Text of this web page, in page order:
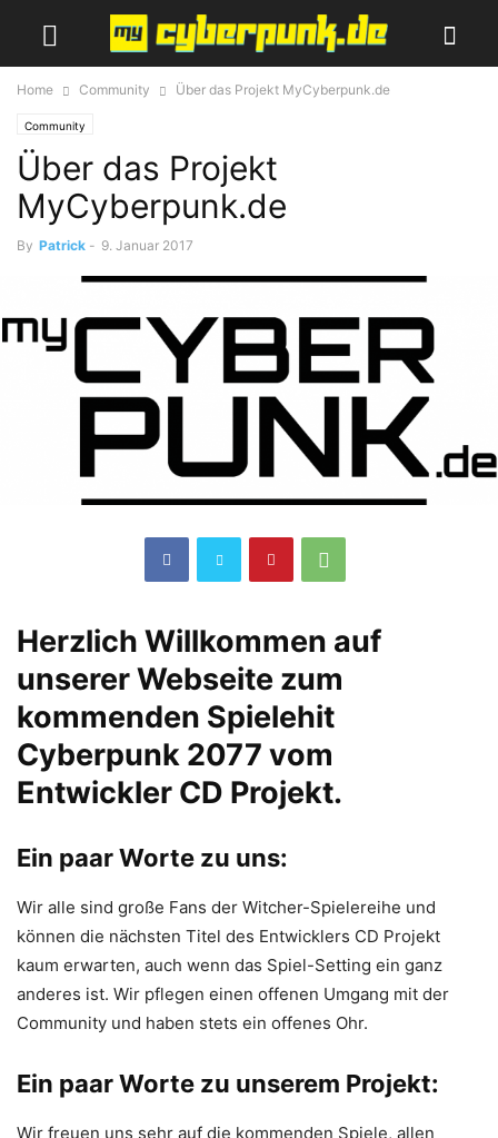
Home Community Über das Projekt MyCyberpunk.de
Community
Über das Projekt
MyCyberpunk.de
By Patrick - 9. Januar 2017
Herzlich Willkommen auf
unserer Webseite zum
kommenden Spielehit
Cyberpunk 2077 vom
Entwickler CD Projekt.
Ein paar Worte zu uns:
Wir alle sind große Fans der Witcher-Spielereihe und
können die nächsten Titel des Entwicklers CD Projekt
kaum erwarten, auch wenn das Spiel-Setting ein ganz
anderes ist. Wir pflegen einen offenen Umgang mit der
Community und haben stets ein offenes Ohr.
Ein paar Worte zu unserem Projekt:
Wir freuen uns sehr auf die kommenden Spiele, allen